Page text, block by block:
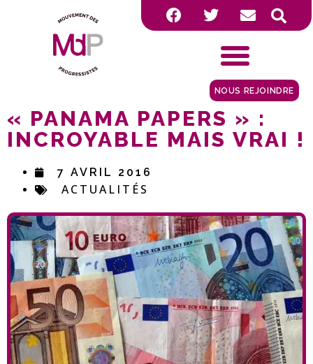
NOUS REJOINDRE
« PANAMA PAPERS » :
INCROYABLE MAIS VRAI !
7 AVRIL 2016
ACTUALITÉS